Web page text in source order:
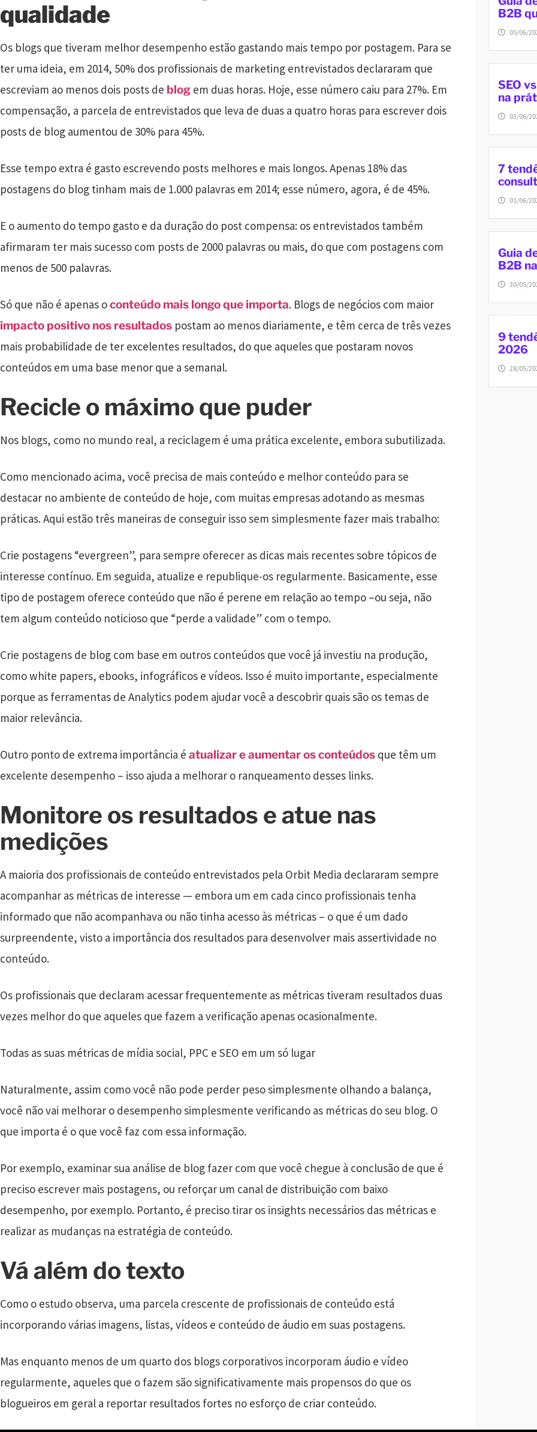
qualidade
Os blogs que tiveram melhor desempenho estão gastando mais tempo por postagem. Para se
ter uma ideia, em 2014, 50% dos profissionais de marketing entrevistados declararam que
escreviam ao menos dois posts de blog em duas horas. Hoje, esse número caiu para 27%. Em
compensação, a parcela de entrevistados que leva de duas a quatro horas para escrever dois
posts de blog aumentou de 30% para 45%.
Esse tempo extra é gasto escrevendo posts melhores e mais longos. Apenas 18% das
postagens do blog tinham mais de 1.000 palavras em 2014; esse número, agora, é de 45%.
E o aumento do tempo gasto e da duração do post compensa: os entrevistados também
afirmaram ter mais sucesso com posts de 2000 palavras ou mais, do que com postagens com
menos de 500 palavras.
Só que não é apenas oconteúdo mais longo que importa. Blogs de negócios com maior
impacto positivo nos resultados postam ao menos diariamente, e têm cerca de três vezes
mais probabilidade de ter excelentes resultados, do que aqueles que postaram novos
conteúdos em uma base menor que a semanal.
Recicle o máximo que puder
Nos blogs, como no mundo real, a reciclagem é uma prática excelente, embora subutilizada.
Como mencionado acima, você precisa de mais conteúdo e melhor conteúdo para se
destacar no ambiente de conteúdo de hoje, com muitas empresas adotando as mesmas
práticas. Aqui estão três maneiras de conseguir isso sem simplesmente fazer mais trabalho:
Crie postagens “evergreen”, para sempre oferecer as dicas mais recentes sobre tópicos de
interesse contínuo. Em seguida, atualize e republique-os regularmente. Basicamente, esse
tipo de postagem oferece conteúdo que não é perene em relação ao tempo –ou seja, não
tem algum conteúdo noticioso que “perde a validade” com o tempo.
Crie postagens de blog com base em outros conteúdos que você já investiu na produção,
como white papers, ebooks, infográficos e vídeos. Isso é muito importante, especialmente
porque as ferramentas de Analytics podem ajudar você a descobrir quais são os temas de
maior relevância.
Outro ponto de extrema importância é atualizar e aumentar os conteúdos que têm um
excelente desempenho – isso ajuda a melhorar o ranqueamento desses links.
Monitore os resultados e atue nas
medições
A maioria dos profissionais de conteúdo entrevistados pela Orbit Media declararam sempre
acompanhar as métricas de interesse — embora um em cada cinco profissionais tenha
informado que não acompanhava ou não tinha acesso às métricas – o que é um dado
surpreendente, visto a importância dos resultados para desenvolver mais assertividade no
conteúdo.
Os profissionais que declaram acessar frequentemente as métricas tiveram resultados duas
vezes melhor do que aqueles que fazem a verificação apenas ocasionalmente.
Todas as suas métricas de mídia social, PPC e SEO em um só lugar
Naturalmente, assim como você não pode perder peso simplesmente olhando a balança,
você não vai melhorar o desempenho simplesmente verificando as métricas do seu blog. O
que importa é o que você faz com essa informação.
Por exemplo, examinar sua análise de blog fazer com que você chegue à conclusão de que é
preciso escrever mais postagens, ou reforçar um canal de distribuição com baixo
desempenho, por exemplo. Portanto, é preciso tirar os insights necessários das métricas e
realizar as mudanças na estratégia de conteúdo.
Vá além do texto
Como o estudo observa, uma parcela crescente de profissionais de conteúdo está
incorporando várias imagens, listas, vídeos e conteúdo de áudio em suas postagens.
Mas enquanto menos de um quarto dos blogs corporativos incorporam áudio e vídeo
regularmente, aqueles que o fazem são significativamente mais propensos do que os
blogueiros em geral a reportar resultados fortes no esforço de criar conteúdo.
B2B
05/06/
SEO
na
03/06/
7
01/06/
Guia
B2B
30/05/
9
2026
28/05/